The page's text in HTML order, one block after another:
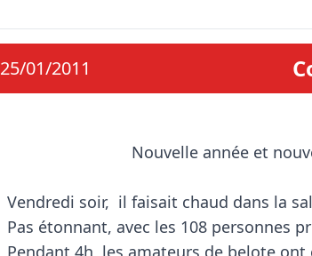
25/01/2011
Vendredi soir,  il faisait chaud dans la
Pas étonnant, avec les 108 personnes
Pendant 4h, les amateurs de belote